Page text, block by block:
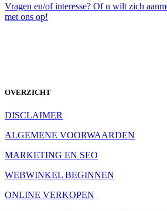
Vragen en/of interesse? Of u wilt zich
met ons op!
OVERZICHT
DISCLAIMER
ALGEMENE VOORWAARDEN
MARKETING EN SEO
WEBWINKEL BEGINNEN
ONLINE VERKOPEN